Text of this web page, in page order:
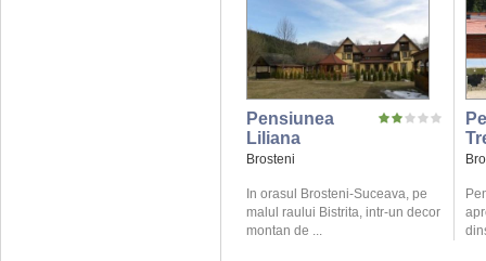
Pensiunea
Liliana
Brosteni
In orasul Brosteni-Suceava, pe
malul raului Bistrita, intr-un decor
montan de ...